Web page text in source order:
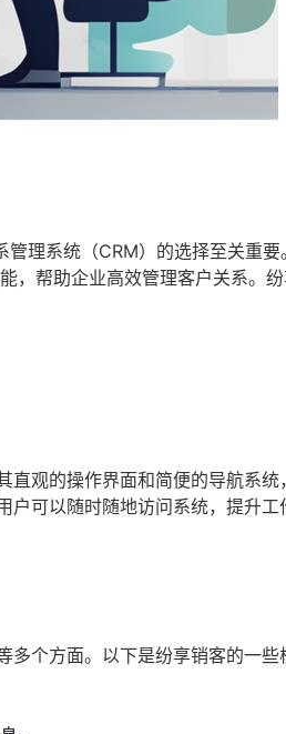
管理系统（CRM）的选择至关重要
，帮助企业高效管理客户关系。
直观的操作界面和简便的导航系统
户可以随时随地访问系统，提升工
多个方面。以下是纷享销客的一些